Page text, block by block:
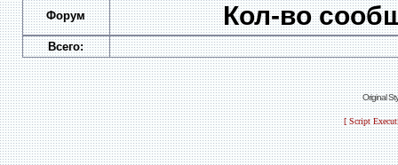
Форум Кол-во
Всего:
Original
[ Script